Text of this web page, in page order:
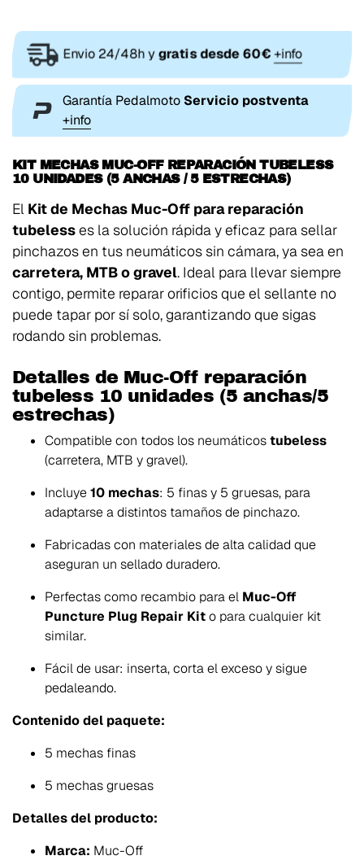
Envio 24/48h ygratis desde 60€+info
Garantía Pedalmoto Servicio postventa
+info
KIT MECHAS MUC-OFF REPARACIÓN TUBELESS
10 UNIDADES (5 ANCHAS / 5 ESTRECHAS)
El Kit de Mechas Muc-Off para reparación
tubelesses la solución rápida y eficaz para sellar
pinchazos en tus neumáticos sin cámara, ya sea en
carretera, MTB o gravel. Ideal para llevar siempre
contigo, permite reparar orificios que el sellante no
puede tapar por sí solo, garantizando que sigas
rodando sin problemas.
Detalles de Muc-Off reparación
tubeless 10 unidades (5 anchas/5
estrechas)
Compatible con todos los neumáticostubeless
(carretera, MTB y gravel).
Incluye10 mechas: 5 finas y 5 gruesas, para
adaptarse a distintos tamaños de pinchazo.
Fabricadas con materiales de alta calidad que
aseguran un sellado duradero.
Perfectas como recambio para el Muc-Off
Puncture Plug Repair Kito para cualquier kit
similar.
Fácil de usar: inserta, corta el exceso y sigue
pedaleando.
Contenido del paquete:
5 mechas finas
5 mechas gruesas
Detalles del producto:
Marca: Muc-Off